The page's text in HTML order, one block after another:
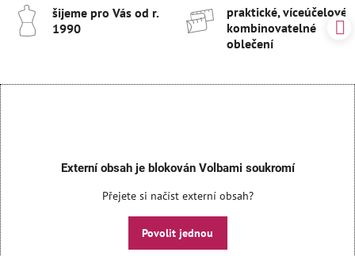
šijeme pro Vás od r​.
1990
praktické, víceúčelové
kombinovatelné
oblečení
Externí obsah je blokován Volbami soukromí
Přejete si načíst externí obsah?
Povolit jednou